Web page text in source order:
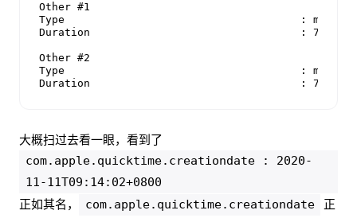
Other #1
Type                                     : meta
Duration                                 : 7 s 287
Other #2
Type                                     : meta
Duration                                 : 7 s 287
大概扫过去看一眼，看到了
com.apple.quicktime.creationdate : 2020-
11-11T09:14:02+0800
正如其名， com.apple.quicktime.creationdate
正